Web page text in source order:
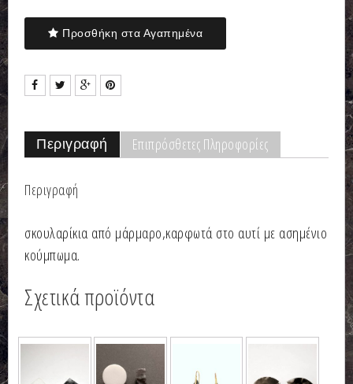
Προσθήκη στα Αγαπημένα
Περιγραφή Επιπρόσθετες Πληροφορίες
Περιγραφή
σκουλαρίκια από μάρμαρο,καρφωτά στο αυτί με ασημένιο
κούμπωμα.
Σχετικά προϊόντα